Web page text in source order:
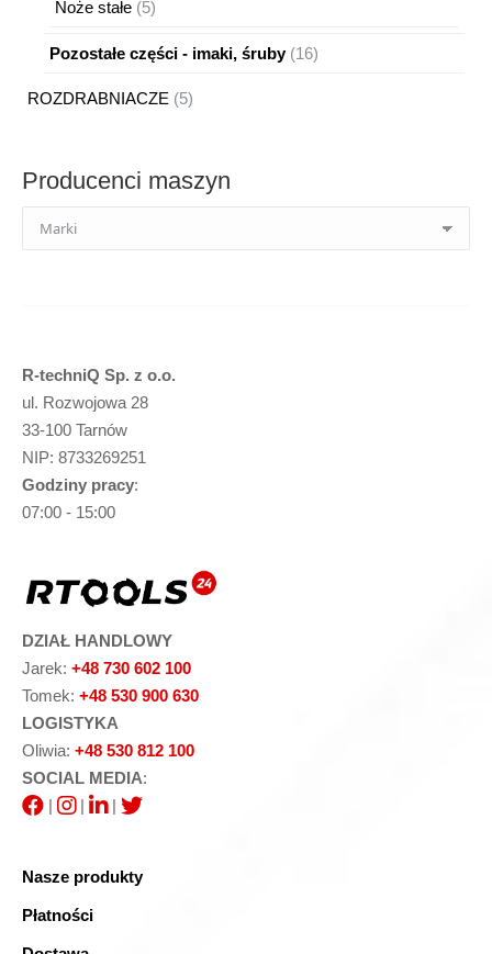
Noże stałe 55
Pozostałe części - imaki, śruby 1616
ROZDRABNIACZE
55
Producenci maszyn
R-techniQ Sp. z o.o.
ul. Rozwojowa 28
33-100 Tarnów
NIP: 8733269251
Godziny pracy:
07:00 - 15:00
DZIAŁ HANDLOWY
Jarek: +48 730 602 100
Tomek: +48 530 900 630
LOGISTYKA
Oliwia: +48 530 812 100
SOCIAL MEDIA:
|
| |
Nasze produkty
Płatności